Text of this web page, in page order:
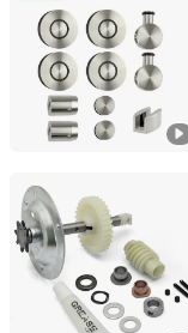
Guangdong,
Giant Alarm
Fujian, China